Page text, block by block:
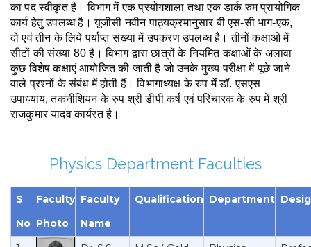
का पद स्वीकृत है। विभाग में एक प्रयोगशाला तथा एक डार्क रुम प्रायोगिक
कार्य हेतु उपलब्ध है। यूजीसी नवीन पाठ्यक्रमानुसार बी एस-सी भाग-एक,
दो एवं तीन के लिये पर्याप्त संख्या में उपकरण उपलब्ध है। तीनों कक्षाओं में
सीटों की संख्या 80 है। विभाग द्वारा छात्रों के नियमित कक्षाओं के अलावा
कुछ विशेष कक्षाएं आयोजित की जाती है जो उनके मुख्य परीक्षा में पूछे जाने
वाले प्रश्नों के संबंध में होती हैं। विभागाध्यक्ष के रुप में डॉ. एसएस
उपाध्याय, तकनीशियन के रुप श्री डीपी कर्ष एवं परिचारक के रुप में श्री
राजकुमार यादव कार्यरत है।
Physics Department Faculties
S
No
Faculty
Photo
Faculty
Name
Qualification Department